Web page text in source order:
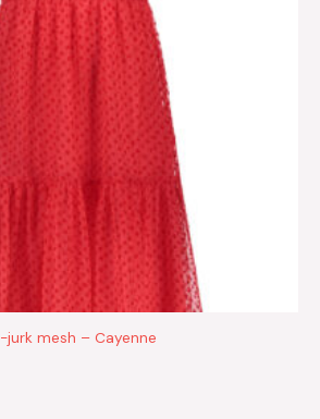
jurk mesh – Cayenne